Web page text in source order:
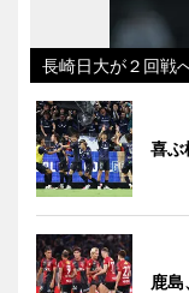
長崎日大が２回
喜
鹿